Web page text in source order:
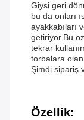
Giysi geri
bu da onları
ayakkabıları
getiriyor.Bu
tekrar
torbalara olan
Şimdi sipariş
Özellik: